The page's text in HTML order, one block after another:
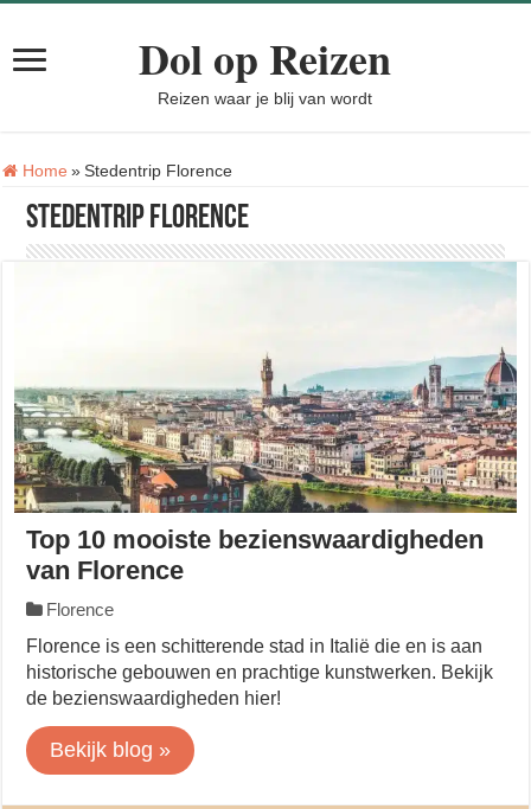
Dol op Reizen
Reizen waar je blij van wordt
Home » Tag:
Stedentrip Florence
Stedentrip Florence
Top 10 mooiste bezienswaardigheden
van Florence
Florence
Florence is een schitterende stad in Italië die en is aan
historische gebouwen en prachtige kunstwerken. Bekijk
de bezienswaardigheden hier!
Bekijk blog »